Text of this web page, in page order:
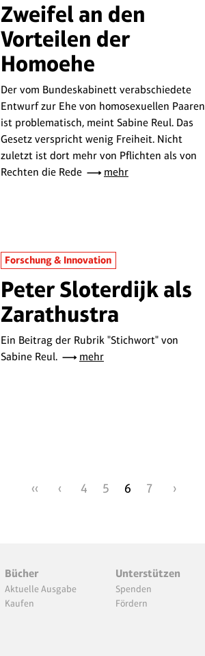
Zweifel an den
Vorteilen der
Homoehe
Der vom Bundeskabinett verabschiedete
Entwurf zur Ehe von homosexuellen Paaren
ist problematisch, meint Sabine Reul. Das
Gesetz verspricht wenig Freiheit. Nicht
zuletzt ist dort mehr von Pflichten als von
Rechten die Rede
mehr
Forschung & Innovation
Peter Sloterdijk als
Zarathustra
Ein Beitrag der Rubrik "Stichwort" von
Sabine Reul.
mehr
‹‹ ‹ 4 5 6 7 ›
Bücher
Aktuelle Ausgabe
Kaufen
Unterstützen
Spenden
Fördern